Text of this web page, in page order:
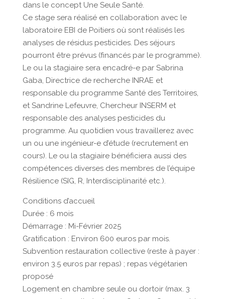
dans le concept Une Seule Santé.
Ce stage sera réalisé en collaboration avec le
laboratoire EBI de Poitiers où sont réalisés les
analyses de résidus pesticides. Des séjours
pourront être prévus (financés par le programme).
Le ou la stagiaire sera encadré-e par Sabrina
Gaba, Directrice de recherche INRAE et
responsable du programme Santé des Territoires,
et Sandrine Lefeuvre, Chercheur INSERM et
responsable des analyses pesticides du
programme. Au quotidien vous travaillerez avec
un ou une ingénieur-e d’étude (recrutement en
cours). Le ou la stagiaire bénéficiera aussi des
compétences diverses des membres de l’équipe
Résilience (SIG, R, Interdisciplinarité etc.).
Conditions d’accueil
Durée : 6 mois
Démarrage : Mi-Février 2025
Gratification : Environ 600 euros par mois.
Subvention restauration collective (reste à payer :
environ 3.5 euros par repas) ; repas végétarien
proposé
Logement en chambre seule ou dortoir (max. 3